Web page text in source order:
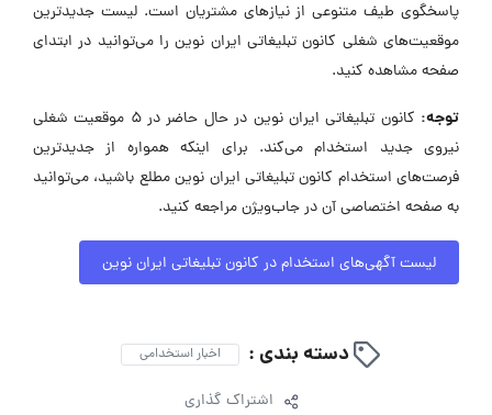
پاسخگوی طیف متنوعی از نیازهای مشتریان است. لیست جدیدترین
موقعیت‌های شغلی کانون تبلیغاتی ایران نوین را می‌توانید در ابتدای
صفحه مشاهده کنید.
توجه:
کانون تبلیغاتی ایران نوین در حال حاضر در ۵ موقعیت شغلی
نیروی جدید استخدام می‌کند. برای اینکه همواره از جدیدترین
فرصت‌های استخدام کانون تبلیغاتی ایران نوین مطلع باشید، می‌توانید
به صفحه اختصاصی آن در جاب‌ویژن مراجعه کنید.
لیست آگهی‌های استخدام در کانون تبلیغاتی ایران نوین
دسته بندی : اخبار استخدامی
اشتراک گذاری